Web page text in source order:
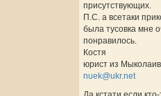
присутствующих.
П.С. а всетаки
была тусовка мне
понравилось.
Костя
юрист из
nuek@ukr.net